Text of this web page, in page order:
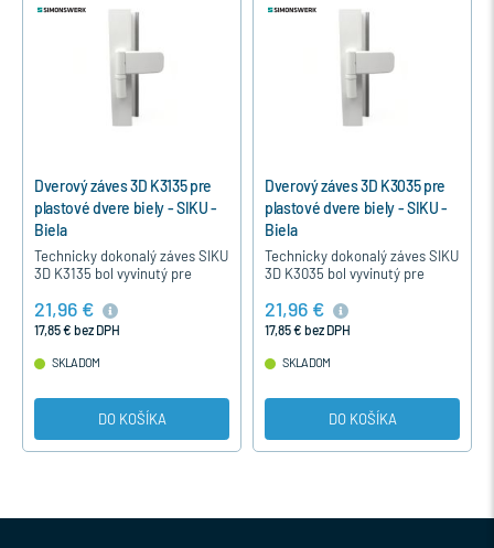
Dverový záves 3D K3135 pre
plastové dvere biely - SIKU -
Biela
Technicky dokonalý záves SIKU
3D K3135 bol vyvinutý pre
výškou naliehavky 18-22 mm.
Záves je nastaviteľný a jeho…
21,96 €
17,85 € bez DPH
SKLADOM
DO KOŠÍKA
Dverový záves 3D K3035 pre
plastové dvere biely - SIKU -
Biela
Technicky dokonalý záves SIKU
3D K3035 bol vyvinutý pre
dvere s výškou naliehavky 15-
19 mm. Záves je nastaviteľný…
21,96 €
17,85 € bez DPH
SKLADOM
DO KOŠÍKA